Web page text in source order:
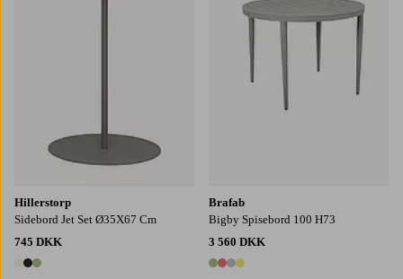
Hillerstorp
Sidebord Jet Set Ø35X67 Cm
745 DKK
3 farver
Brafab
Bigby Spisebord 100 H73
3 560 DKK
4 farver